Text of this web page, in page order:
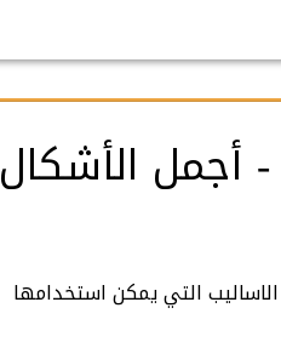
أجمل الأشكال
التي يمكن استخدامها